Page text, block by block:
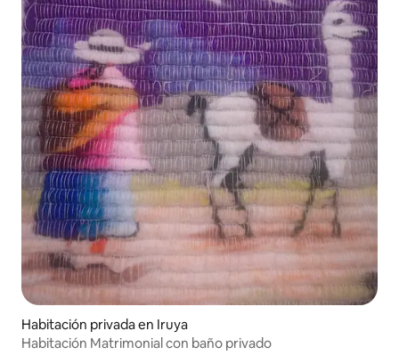
Habitación privada en Iruya
Habitación Matrimonial con baño privado